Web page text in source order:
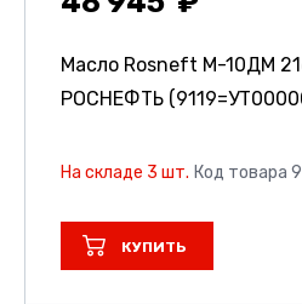
Масло Rosneft М-10ДМ
РОСНЕФТЬ
На складе 3 шт. Код товара
КУПИТЬ